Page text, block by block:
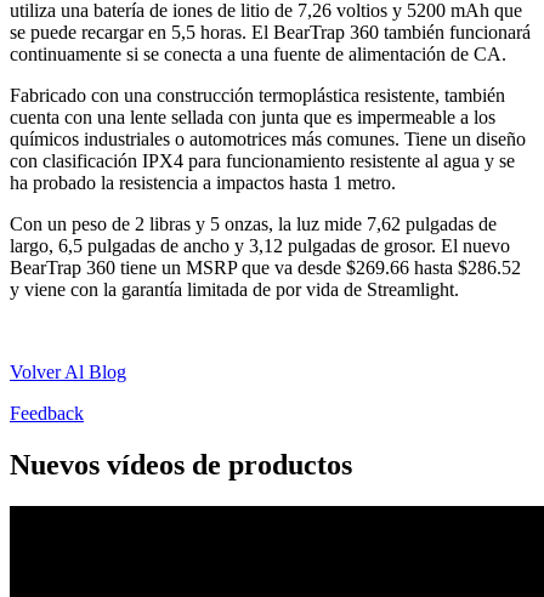
utiliza una batería de iones de litio de 7,26 voltios y 5200 mAh que
se puede recargar en 5,5 horas. El BearTrap 360 también funcionará
continuamente si se conecta a una fuente de alimentación de CA.
Fabricado con una construcción termoplástica resistente, también
cuenta con una lente sellada con junta que es impermeable a los
químicos industriales o automotrices más comunes. Tiene un diseño
con clasificación IPX4 para funcionamiento resistente al agua y se
ha probado la resistencia a impactos hasta 1 metro.
Con un peso de 2 libras y 5 onzas, la luz mide 7,62 pulgadas de
largo, 6,5 pulgadas de ancho y 3,12 pulgadas de grosor. El nuevo
BearTrap 360 tiene un MSRP que va desde $269.66 hasta $286.52
y viene con la garantía limitada de por vida de Streamlight.
Volver Al Blog
Feedback
Nuevos vídeos de productos